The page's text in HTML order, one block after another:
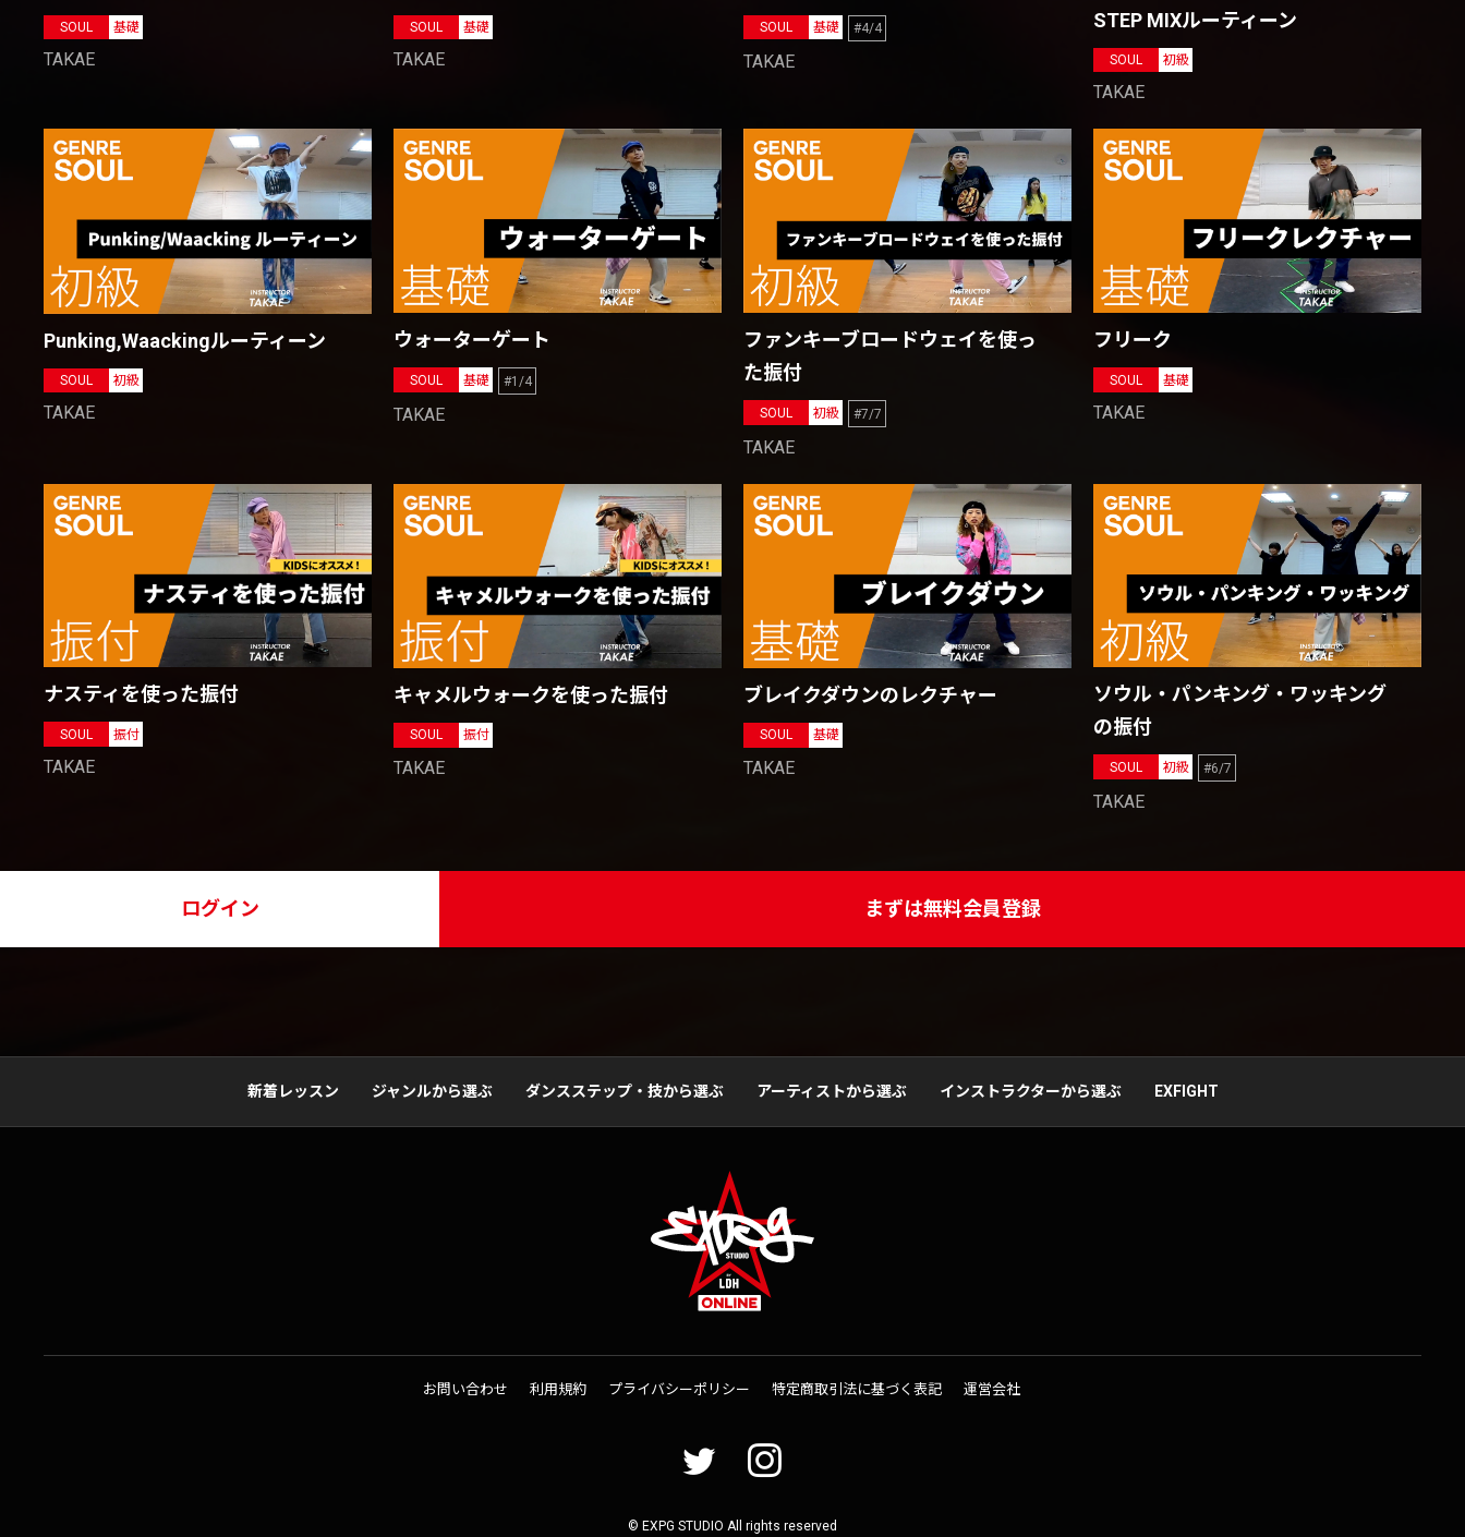
SOUL 基礎
TAKAE
SOUL 基礎
TAKAE
SOUL 基礎 #4/4
TAKAE
STEP MIXルーティーン
SOUL 初級
TAKAE
Punking,Waackingルーティーン
SOUL 初級
TAKAE
ウォーターゲート
SOUL 基礎 #1/4
TAKAE
ファンキーブロードウェイを使っ
た振付
SOUL 初級 #7/7
TAKAE
フリーク
SOUL 基礎
TAKAE
ナスティを使った振付
SOUL 振付
TAKAE
キャメルウォークを使った振付
SOUL 振付
TAKAE
ブレイクダウンのレクチャー
SOUL 基礎
TAKAE
ソウル・パンキング・ワッキング
の振付
SOUL 初級 #6/7
TAKAE
ログイン まずは無料会員登録
新着レッスン ジャンルから選ぶ ダンスステップ・技から選ぶ アーティストから選ぶ インストラクターから選ぶ EXFIGHT
お問い合わせ 利用規約 プライバシーポリシー 特定商取引法に基づく表記 運営会社
© EXPG STUDIO All rights reserved